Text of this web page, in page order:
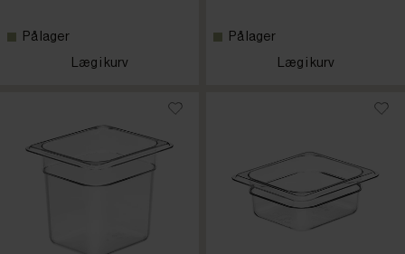
På lager
Læg i kurv
På lager
Læg i kurv